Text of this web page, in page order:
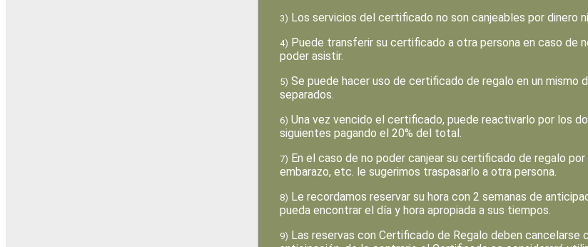
3) Los servicios del certificado no son canjeables por dinero
4) Puede transferir su certificado a otra persona en caso de
poder asistir.
5) Se puede hacer uso de certificado de regalo en un mismo
separados.
6) Una vez vencido el certificado, puede reactivarlo por los
siguientes pagando el 20% del total.
7) En el caso de no poder canjear su certificado de regalo por
embarazo, etc. le sugerimos traspasarlo a otra persona.
8) Le recordamos reservar su hora con 2 semanas de
pueda encontrar el día y hora apropiada a sus tiempos.
9) Las reservas con Certificado de Regalo deben cancelarse